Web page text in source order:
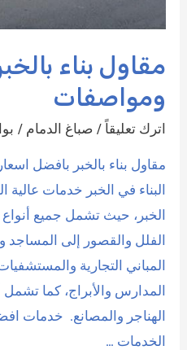
مقاول بناء
ومواصفات
اترك تعليقاً /صباغ الدمام /
مقاول بناء بالخبر بافضل
البناء في الخبر خدمات عالية
الخبر، حيث تشمل جميع
الفلل والقصور إلى المساجد
المباني التجارية
المدارس والأبراج، كما تشمل
الهناجر والمصانع. خدمات
الخدمات …